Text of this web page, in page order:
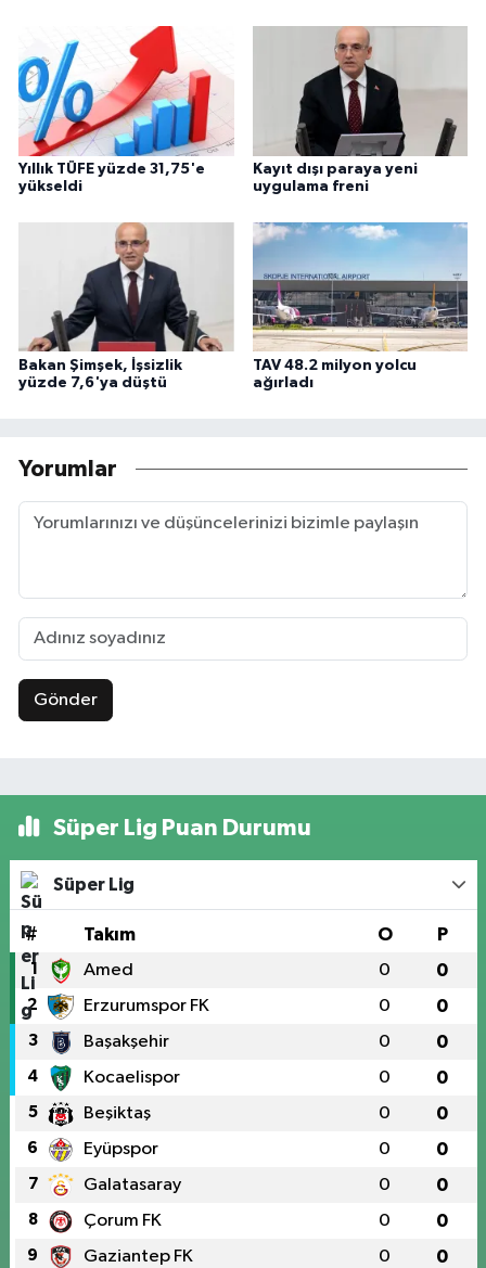
Yıllık TÜFE yüzde 31,75'e
yükseldi
Kayıt dışı paraya yeni
uygulama freni
Bakan Şimşek, İşsizlik
yüzde 7,6'ya düştü
TAV 48.2 milyon yolcu
ağırladı
Yorumlar
Gönder
Süper Lig Puan Durumu
Süper Lig
# Takım O P
1 Amed 0 0
2 Erzurumspor FK 0 0
3 Başakşehir 0 0
4 Kocaelispor 0 0
5 Beşiktaş 0 0
6 Eyüpspor 0 0
7 Galatasaray 0 0
8 Çorum FK 0 0
9 Gaziantep FK 0 0